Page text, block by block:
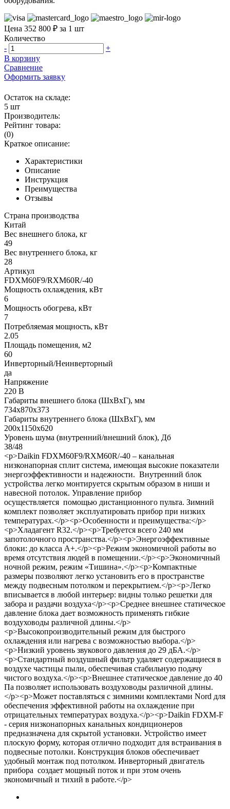
Цена 352 800 ₽ за 1 шт
Количество
-
+
В корзину
Сравнение
Оформить заявку
Остаток на складе:
5 шт
Производитель:
Рейтинг товара:
(0)
Краткое описание:
Характеристики
Описание
Инструкция
Преимущества
Отзывы
Страна производства
Китай
Вес внешнего блока, кг
49
Вес внутреннего блока, кг
28
Артикул
FDXM60F9/RXM60R/-40
Мощность охлаждения, кВт
6
Мощность обогрева, кВт
7
Потребляемая мощность, кВт
2.05
Площадь помещения, м2
60
Инверторный/Неинверторный
да
Напряжение
220 В
Габариты внешнего блока (ШхВхГ), мм
734х870х373
Габариты внутреннего блока (ШхВхГ), мм
200x1150x620
Уровень шума (внутренний/внешний блок), Дб
38/48
<p>Daikin FDXM60F9/RXM60R/-40 – канальная
низконапорная сплит система, имеющая высокие показатели
энергоэффективности и надежности. Внутренний блок
устройства легко монтируется скрытым образом в ниши и
навесной потолок. Управление прибор
осуществляется помощью дистанционного пульта. Зимний
комплект позволяет эксплуатировать прибор при низких
температурах.</p><p>Особенности и преимущества:</p>
<p>Хладагент R32.</p><p>Требуется всего 240 мм
запотолочного пространства.</p><p>Энергоэффективные
блоки: до класса A+.</p><p>Режим экономичной работы во
время отсутствия людей в помещении.</p><p>Экономичный
ночной режим, режим «Тишина».</p><p>Компактные
размеры позволяют легко установить его в пространстве
между подвесным потолком и перекрытием.</p><p>Легко
вписывается в любой интерьер: видны только решетки для
забора и раздачи воздуха</p><p>Среднее внешнее статическое
давление блока дает возможность применять гибкие
воздуховоды различной длины.</p>
<p>Высокопроизводительный режим для быстрого
охлаждения или нагрева с возможностью выбора.</p>
<p>Низкий уровень звукового давления до 29 дБА.</p>
<p>Стандартный воздушный фильтр удаляет содержащиеся в
воздухе частицы пыли, обеспечивая стабильную подачу
чистого воздуха.</p><p>Внешнее статическое давление до 40
Па позволяет использовать воздуховоды различной длины.
</p><p>Может поставляться с зимними комплектами Nord для
обеспечения эффективной работы на охлаждение при
отрицательных температурах воздуха.</p><p>Daikin FDXM-F
- серия низконапорных канальных кондиционеров
предназначена для скрытой установки. Устройство имеет
плоскую форму, которая отлично подходит для встраивания в
подвесные потолки. Конструкция блоков обеспечивает
удобный монтаж под потолком. Инверторный двигатель
прибора создает мощный поток и при этом очень
экономичный и тихий в работе.</p>